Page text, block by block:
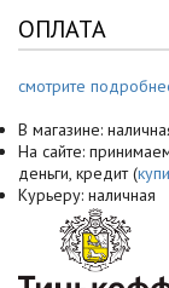
ОПЛАТА
смотрите
В магазине:
На сайте:
деньги, кредит (
Курьеру: наличная